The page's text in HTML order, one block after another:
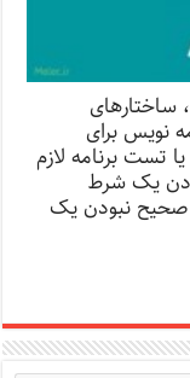
ساختارهای
نویس برای
برنامه لازم
یک شرط
صحیح نبودن یک